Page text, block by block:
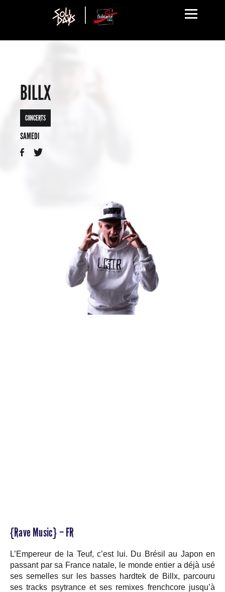
BILLX
CONCERTS
SAMEDI
{Rave Music} – FR
L’Empereur de la Teuf, c’est lui. Du Brésil au Japon en
passant par sa France natale, le monde entier a déjà usé
ses semelles sur les basses hardtek de Billx, parcouru
ses tracks psytrance et ses remixes frenchcore jusqu’à